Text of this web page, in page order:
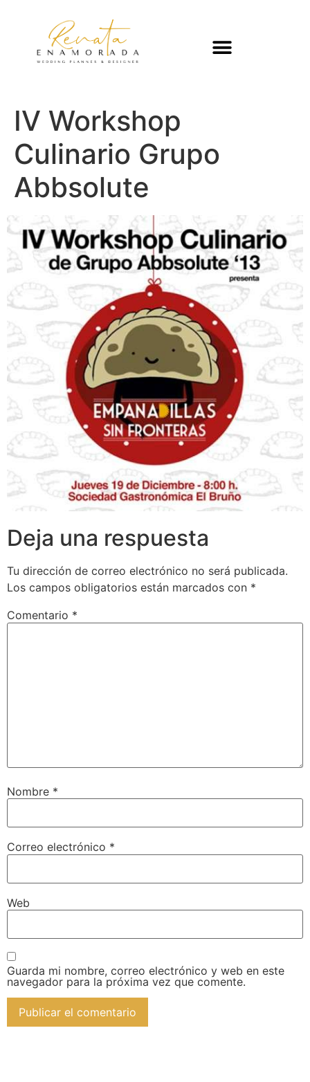
IV Workshop
Culinario Grupo
Abbsolute
Deja una respuesta
Tu dirección de correo electrónico no será publicada.
Los campos obligatorios están marcados con *
Comentario *
Nombre *
Correo electrónico *
Web
Guarda mi nombre, correo electrónico y web en este
navegador para la próxima vez que comente.